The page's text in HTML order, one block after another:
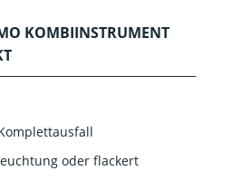
KOMBIINSTRUMENT
oder flackert